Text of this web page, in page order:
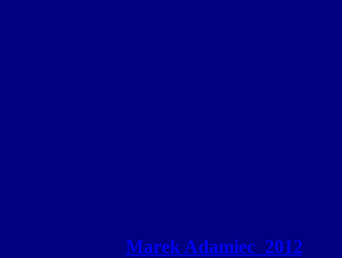
Marek Adamiec 2012